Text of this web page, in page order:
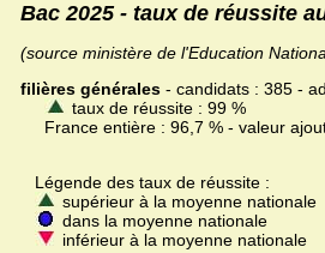
Bac 2025 - taux de réussite
(source ministère de l'Education
filières générales - candidats : 385 -
taux de réussite : 99 %
France entière : 96,7 % - valeur
Légende des taux de réussite :
supérieur à la moyenne nationale
dans la moyenne nationale
inférieur à la moyenne nationale